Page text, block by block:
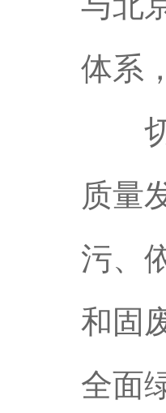
体系
切
质量
污、
和固
全面